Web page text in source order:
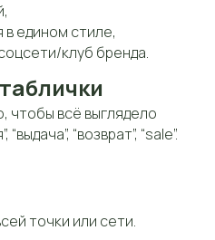
едином стиле,
клуб бренда.
чтобы всё выглядело
“возврат”, “sale”.
точки или сети.